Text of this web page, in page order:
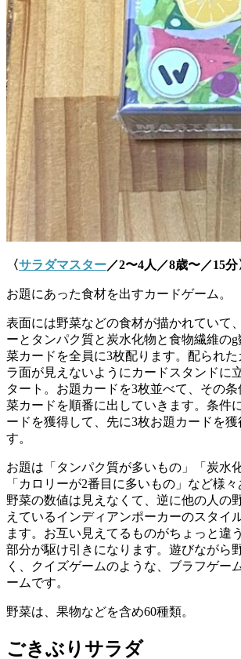
〈サラダマスター／2〜4人／8歳〜／15分
お題にあった食材を出すカードゲーム。
表面には野菜などの食材が描かれていて
ーとタンパク質と炭水化物と食物繊維の
菜カードを全員に3枚配ります。配られ
ラ面が見えないようにカードスタンドに
タート。お題カードを3枚並べて、その
菜カードを順番に出していきます。条件
ードを獲得して、先に3枚お題カードを
す。
お題は「タンパク質が多いもの」「炭水
「カロリーが2番目に多いもの」など様
野菜の数値は見えなくて、逆に他の人の
えているインディアンポーカーのスタイ
ます。お互い見えてるものがちょっと違
部分が駆け引きになります。遊びながら
く、クイズゲームのような、ブラフゲー
ームです。
野菜は、果物などを含め60種類。
ごきぶりサラダ